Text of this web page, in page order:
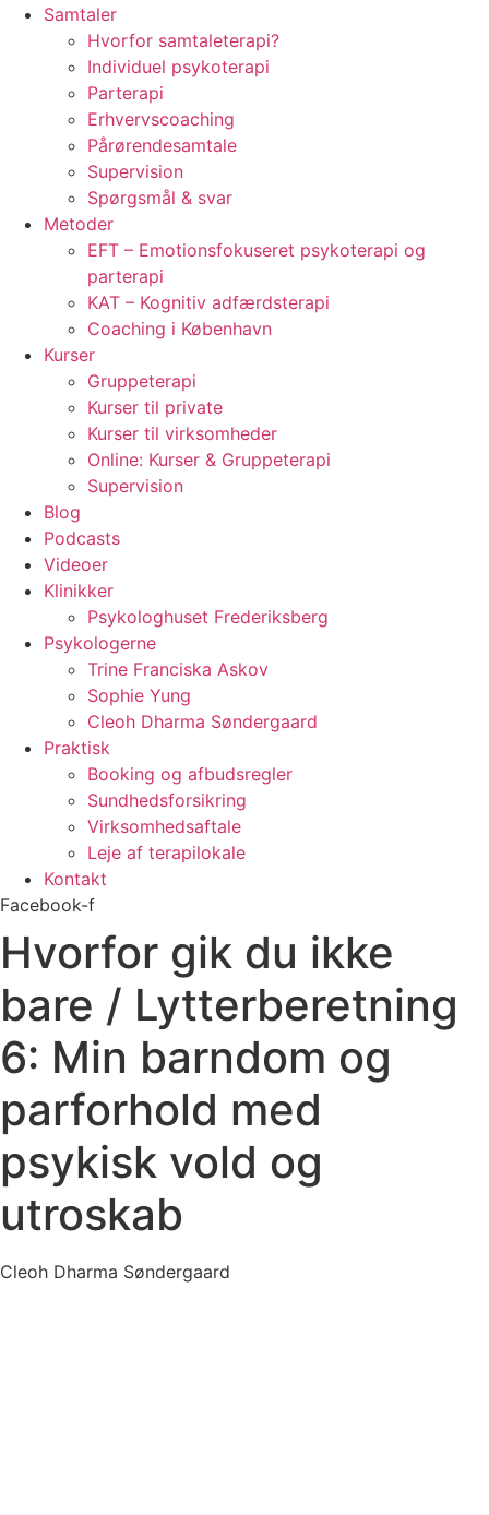
Samtaler
Hvorfor samtaleterapi?
Individuel psykoterapi
Parterapi
Erhvervscoaching
Pårørendesamtale
Supervision
Spørgsmål & svar
Metoder
EFT – Emotionsfokuseret psykoterapi og
parterapi
KAT – Kognitiv adfærdsterapi
Coaching i København
Kurser
Gruppeterapi
Kurser til private
Kurser til virksomheder
Online: Kurser & Gruppeterapi
Supervision
Blog
Podcasts
Videoer
Klinikker
Psykologhuset Frederiksberg
Psykologerne
Trine Franciska Askov
Sophie Yung
Cleoh Dharma Søndergaard
Praktisk
Booking og afbudsregler
Sundhedsforsikring
Virksomhedsaftale
Leje af terapilokale
Kontakt
Facebook-f
Hvorfor gik du ikke
bare / Lytterberetning
6: Min barndom og
parforhold med
psykisk vold og
utroskab
Cleoh Dharma Søndergaard